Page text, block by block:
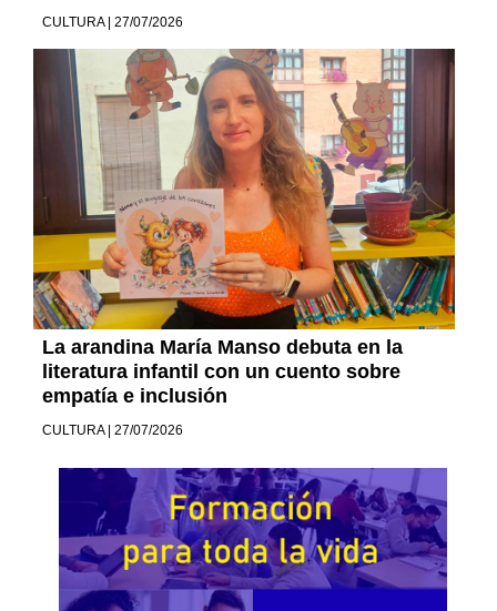
CULTURA | 27/07/2026
La arandina María Manso debuta en la
literatura infantil con un cuento sobre
empatía e inclusión
CULTURA | 27/07/2026